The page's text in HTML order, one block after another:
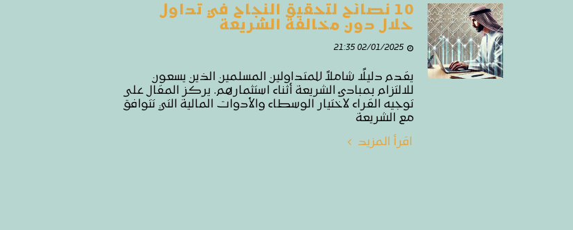
10 نصائح لتحقيق النجاح في تداول
حلال دون مخالفة الشريعة
02/01/2025 21:35
يقدم دليلًا شاملاً للمتداولين المسلمين الذين يسعون
للالتزام بمبادئ الشريعة أثناء استثمارهم. يركز المقال على
توجيه القراء لاختيار الوسطاء والأدوات المالية التي تتوافق
مع الشريعة
اقرأ المزيد